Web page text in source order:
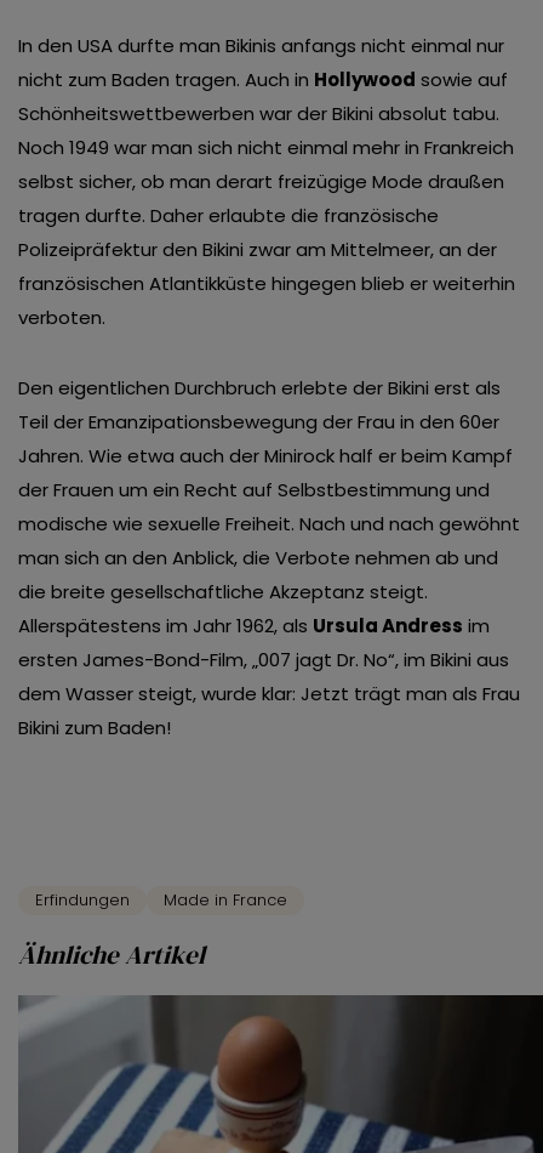
In den USA durfte man Bikinis anfangs nicht einmal nur
nicht zum Baden tragen. Auch in Hollywood sowie auf
Schönheitswettbewerben war der Bikini absolut tabu.
Noch 1949 war man sich nicht einmal mehr in Frankreich
selbst sicher, ob man derart freizügige Mode draußen
tragen durfte. Daher erlaubte die französische
Polizeipräfektur den Bikini zwar am Mittelmeer, an der
französischen Atlantikküste hingegen blieb er weiterhin
verboten.
Den eigentlichen Durchbruch erlebte der Bikini erst als
Teil der Emanzipationsbewegung der Frau in den 60er
Jahren. Wie etwa auch der Minirock half er beim Kampf
der Frauen um ein Recht auf Selbstbestimmung und
modische wie sexuelle Freiheit. Nach und nach gewöhnt
man sich an den Anblick, die Verbote nehmen ab und
die breite gesellschaftliche Akzeptanz steigt.
Allerspätestens im Jahr 1962, als Ursula Andress im
ersten James-Bond-Film, „007 jagt Dr. No“, im Bikini aus
dem Wasser steigt, wurde klar: Jetzt trägt man als Frau
Bikini zum Baden!
Erfindungen Made in France
Ähnliche Artikel